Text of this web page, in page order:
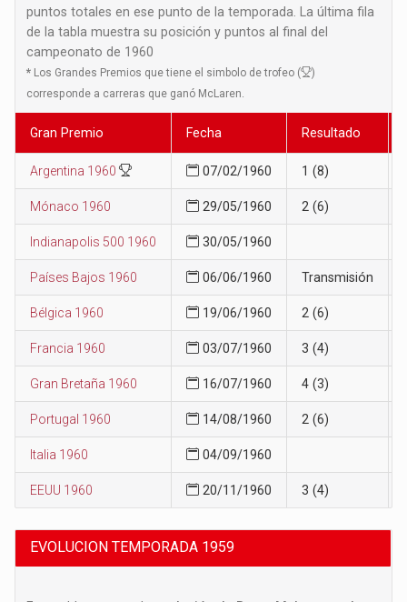
puntos totales en ese punto de la temporada. La última fila
de la tabla muestra su posición y puntos al final del
campeonato de 1960
* Los Grandes Premios que tiene el simbolo de trofeo (
)
corresponde a carreras que ganó McLaren.
Gran Premio Fecha Resultado
Argentina 1960 07/02/1960 1 (8)
Mónaco 1960 29/05/1960 2 (6)
Indianapolis 500 1960 30/05/1960
Países Bajos 1960 06/06/1960 Transmisión
Bélgica 1960 19/06/1960 2 (6)
Francia 1960 03/07/1960 3 (4)
Gran Bretaña 1960 16/07/1960 4 (3)
Portugal 1960 14/08/1960 2 (6)
Italia 1960 04/09/1960
EEUU 1960 20/11/1960 3 (4)
EVOLUCION TEMPORADA 1959